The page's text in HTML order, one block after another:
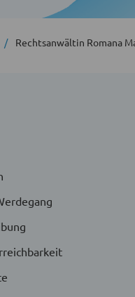
Rechtsanwältin Romana